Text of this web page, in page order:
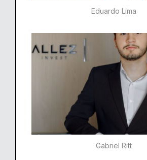
Eduardo Lima
Gabriel Ritt